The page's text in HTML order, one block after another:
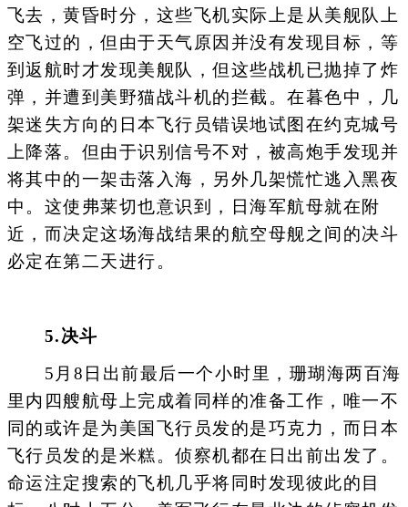
飞去，黄昏时分，这些飞机实际上是从美舰队上
空飞过的，但由于天气原因并没有发现目标，等
到返航时才发现美舰队，但这些战机已抛掉了炸
弹，并遭到美野猫战斗机的拦截。在暮色中，几
架迷失方向的日本飞行员错误地试图在约克城号
上降落。但由于识别信号不对，被高炮手发现并
将其中的一架击落入海，另外几架慌忙逃入黑夜
中。这使弗莱切也意识到，日海军航母就在附
近，而决定这场海战结果的航空母舰之间的决斗
必定在第二天进行。
5.决斗
5月8日出前最后一个小时里，珊瑚海两百海
里内四艘航母上完成着同样的准备工作，唯一不
同的或许是为美国飞行员发的是巧克力，而日本
飞行员发的是米糕。侦察机都在日出前出发了。
命运注定搜索的飞机几乎将同时发现彼此的目